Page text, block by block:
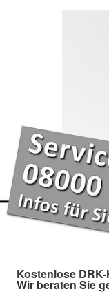
Kostenlose
Wir beraten Sie